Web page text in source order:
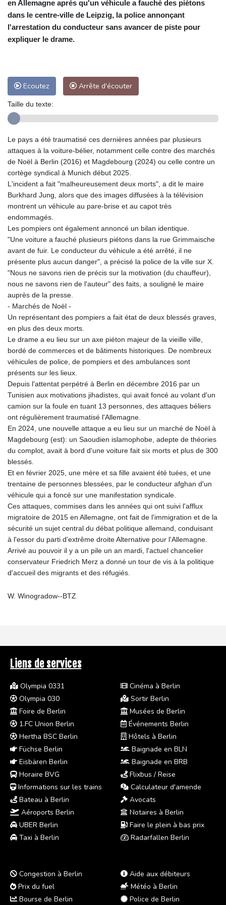
en Allemagne après qu'un véhicule a fauché des piétons
dans le centre-ville de Leipzig, la police annonçant
l'arrestation du conducteur sans avancer de piste pour
expliquer le drame.
Ecoutez Arrête d'écouter
Taille du texte:
Le pays a été traumatisé ces dernières années par plusieurs
attaques à la voiture-bélier, notamment celle contre des marchés
de Noël à Berlin (2016) et Magdebourg (2024) ou celle contre un
cortège syndical à Munich début 2025.
L'incident a fait "malheureusement deux morts", a dit le maire
Burkhard Jung, alors que des images diffusées à la télévision
montrent un véhicule au pare-brise et au capot très
endommagés.
Les pompiers ont également annoncé un bilan identique.
"Une voiture a fauché plusieurs piétons dans la rue Grimmaische
avant de fuir. Le conducteur du véhicule a été arrêté, il ne
présente plus aucun danger", a précisé la police de la ville sur X.
"Nous ne savons rien de précis sur la motivation (du chauffeur),
nous ne savons rien de l'auteur" des faits, a souligné le maire
auprès de la presse.
- Marchés de Noël -
Un représentant des pompiers a fait état de deux blessés graves,
en plus des deux morts.
Le drame a eu lieu sur un axe piéton majeur de la vieille ville,
bordé de commerces et de bâtiments historiques. De nombreux
véhicules de police, de pompiers et des ambulances sont
présents sur les lieux.
Depuis l'attentat perpétré à Berlin en décembre 2016 par un
Tunisien aux motivations jihadistes, qui avait foncé au volant d'un
camion sur la foule en tuant 13 personnes, des attaques béliers
ont régulièrement traumatisé l'Allemagne.
En 2024, une nouvelle attaque a eu lieu sur un marché de Noël à
Magdebourg (est): un Saoudien islamophobe, adepte de théories
du complot, avait à bord d'une voiture fait six morts et plus de 300
blessés.
Et en février 2025, une mère et sa fille avaient été tuées, et une
trentaine de personnes blessées, par le conducteur afghan d'un
véhicule qui a foncé sur une manifestation syndicale.
Ces attaques, commises dans les années qui ont suivi l'afflux
migratoire de 2015 en Allemagne, ont fait de l'immigration et de la
sécurité un sujet central du débat politique allemand, conduisant
à l'essor du parti d'extrême droite Alternative pour l'Allemagne.
Arrivé au pouvoir il y a un pile un an mardi, l'actuel chancelier
conservateur Friedrich Merz a donné un tour de vis à la politique
d'accueil des migrants et des réfugiés.
W. Winogradow--BTZ
Liens de services
Olympia 0331
Olympia 030
Foire de Berlin
1.FC Union Berlin
Hertha BSC Berlin
Füchse Berlin
Eisbären Berlin
Horaire BVG
Informations sur les trains
Bateau à Berlin
Aéroports Berlin
UBER Berlin
Taxi à Berlin
Cinéma à Berlin
Sortir Berlin
Musées de Berlin
Événements Berlin
Hôtels à Berlin
Baignade en BLN
Baignade en BRB
Flixbus / Reise
Calculateur d'amende
Avocats
Notaires à Berlin
Faire le plein à bas prix
Radarfallen Berlin
Congestion à Berlin
Prix du fuel
Bourse de Berlin
Aide aux débiteurs
Météo à Berlin
Police de Berlin